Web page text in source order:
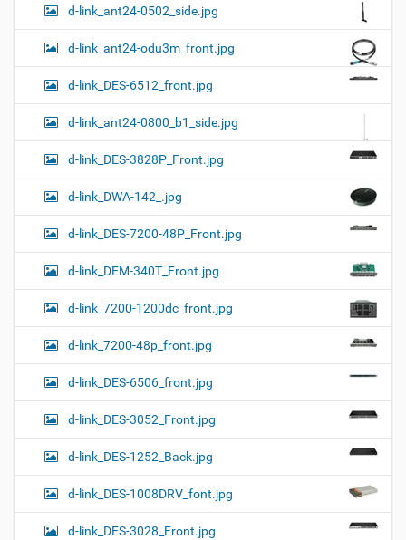
d-link_ant24-0502_side.jpg
d-link_ant24-odu3m_front.jpg
d-link_DES-6512_front.jpg
d-link_ant24-0800_b1_side.jpg
d-link_DES-3828P_Front.jpg
d-link_DWA-142_.jpg
d-link_DES-7200-48P_Front.jpg
d-link_DEM-340T_Front.jpg
d-link_7200-1200dc_front.jpg
d-link_7200-48p_front.jpg
d-link_DES-6506_front.jpg
d-link_DES-3052_Front.jpg
d-link_DES-1252_Back.jpg
d-link_DES-1008DRV_font.jpg
d-link_DES-3028_Front.jpg